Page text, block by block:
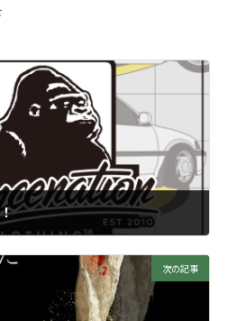
次の記事